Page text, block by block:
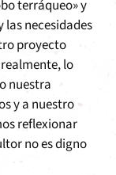
terráqueo» y
necesidades
proyecto
lo
nuestra
y a nuestro
reflexionar
no es digno